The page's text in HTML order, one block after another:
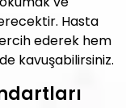
Hasta
ederek hem
kavuşabilirsiniz.